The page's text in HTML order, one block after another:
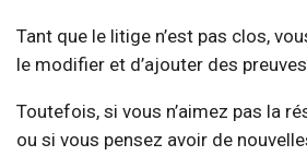
Tant que le litige n’est pas clos,
le modifier et d’ajouter des
Toutefois, si vous n’aimez pas la
ou si vous pensez avoir de